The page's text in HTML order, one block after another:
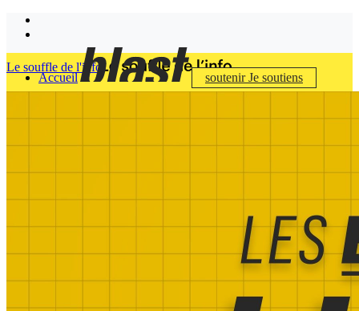
Accueil soutenirJe soutiens
Le souffle de l'info